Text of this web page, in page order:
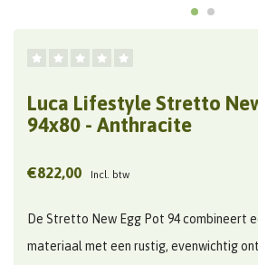
Luca Lifestyle Stretto
94x80 - Anthracite
€822,00 Incl. btw
De Stretto New Egg Pot 94 combineert
materiaal met een rustig, evenwichtig